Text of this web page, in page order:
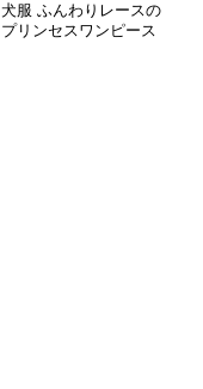
犬服 ふんわりレースの
プリンセスワンピース